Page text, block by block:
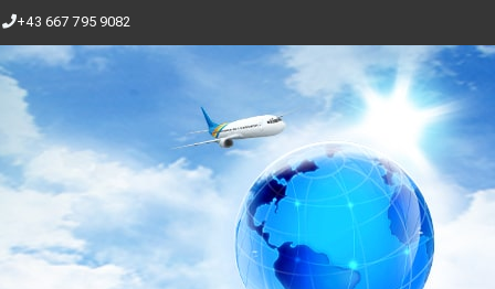
+43 667 795 9082